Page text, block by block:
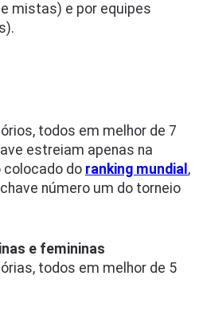
mistas) e por equipes
todos em melhor de 7
estreiam apenas na
colocado do ranking mundial ,
número um do torneio
e femininas
todos em melhor de 5